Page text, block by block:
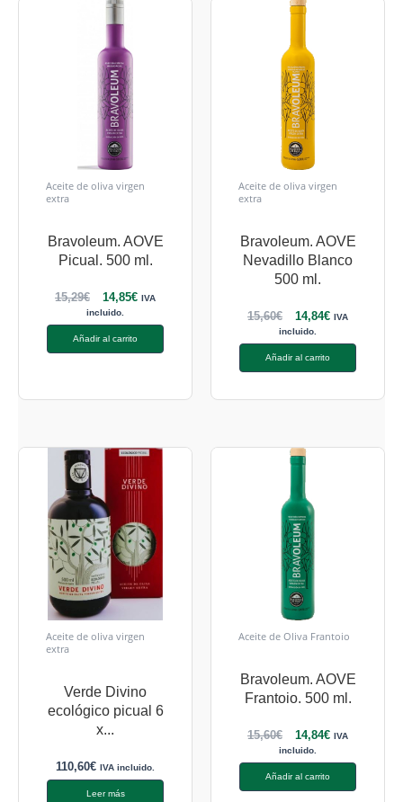
Aceite de oliva virgen
extra
Bravoleum. AOVE
Picual. 500 ml.
15,29€ 14,85€ IVA
incluido.
Añadir al carrito
Aceite de oliva virgen
extra
Bravoleum. AOVE
Nevadillo Blanco
500 ml.
15,60€ 14,84€ IVA
incluido.
Añadir al carrito
Aceite de oliva virgen
extra
Verde Divino
ecológico picual 6
x...
110,60€ IVA incluido.
Leer más
Aceite de Oliva Frantoio
Bravoleum. AOVE
Frantoio. 500 ml.
15,60€ 14,84€ IVA
incluido.
Añadir al carrito